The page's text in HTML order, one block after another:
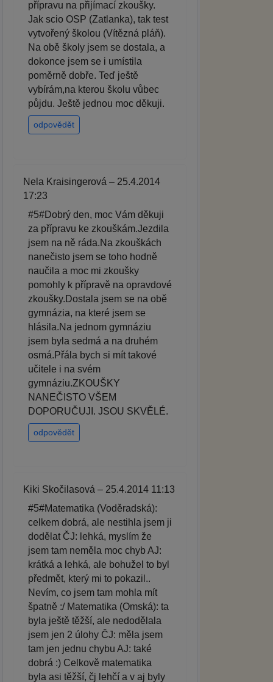
přípravu na přijímací zkoušky.
Jak scio OSP (Zatlanka), tak test
vytvořený školou (Vítězná pláň).
Na obě školy jsem se dostala, a
dokonce jsem se i umístila
poměrně dobře. Teď ještě
vybírám,na kterou školu vůbec
půjdu. Ještě jednou moc děkuji.
odpovědět
Nela Kraisingerová – 25.4.2014
17:23
#5#Dobrý den, moc Vám děkuji
za přípravu ke zkouškám.Jezdila
jsem na ně ráda.Na zkouškách
nanečisto jsem se toho hodně
naučila a moc mi zkoušky
pomohly k přípravě na opravdové
zkoušky.Dostala jsem se na obě
gymnázia, na které jsem se
hlásila.Na jednom gymnáziu
jsem byla sedmá a na druhém
osmá.Přála bych si mít takové
učitele i na svém
gymnáziu.ZKOUŠKY
NANEČISTO VŠEM
DOPORUČUJI. JSOU SKVĚLÉ.
odpovědět
Kiki Skočilasová – 25.4.2014 11:13
#5#Matematika (Voděradská):
celkem dobrá, ale nestihla jsem ji
dodělat ČJ: lehká, myslím že
jsem tam neměla moc chyb AJ:
krátká a lehká, ale bohužel to byl
předmět, který mi to pokazil..
Nevím, co jsem tam mohla mít
špatně :/ Matematika (Omská): ta
byla ještě těžší, ale nedodělala
jsem jen 2 úlohy ČJ: měla jsem
tam jen jednu chybu AJ: také
dobrá :) Celkově matematika
byla asi těžší, čj lehčí a v aj byly